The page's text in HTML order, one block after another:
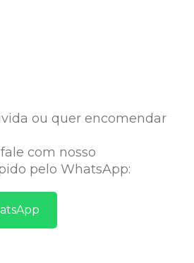
ou quer encomendar
com nosso
pelo WhatsApp: